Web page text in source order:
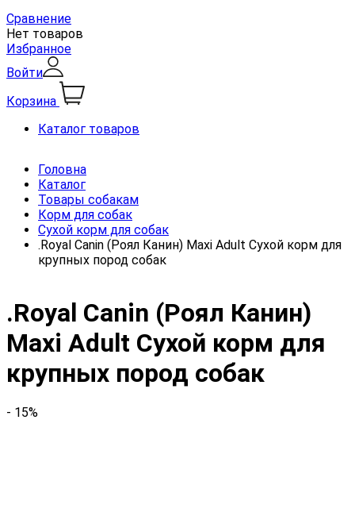
Сравнение
Нет товаров
Избранное
Войти
Корзина
Каталог товаров
Головна
Каталог
Товары собакам
Корм для собак
Сухой корм для собак
.Royal Canin (Роял Канин) Maxi Adult Сухой корм для
крупных пород собак
.Royal Canin (Роял Канин)
Maxi Adult Сухой корм для
крупных пород собак
- 15%